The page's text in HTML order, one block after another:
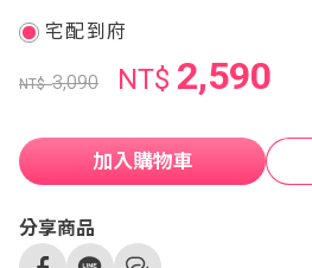
宅配到府
NT$3,090 NT$ 2,590
加入購物車
分享商品